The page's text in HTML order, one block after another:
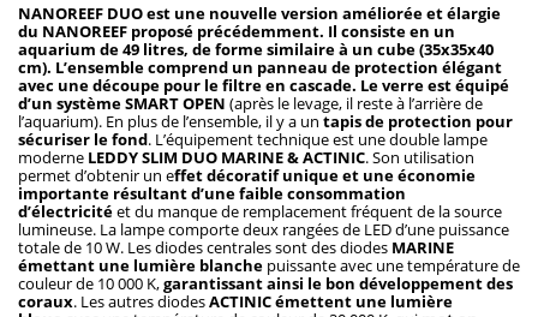
NANOREEF DUO est une nouvelle version améliorée et élargie
du NANOREEF proposé précédemment. Il consiste en un
aquarium de 49 litres, de forme similaire à un cube (35x35x40
cm). L’ensemble comprend un panneau de protection élégant
avec une découpe pour le filtre en cascade. Le verre est équipé
d’un système SMART OPEN (après le levage, il reste à l’arrière de
l’aquarium). En plus de l’ensemble, il y a un tapis de protection pour
sécuriser le fond. L’équipement technique est une double lampe
moderne LEDDY SLIM DUO MARINE & ACTINIC. Son utilisation
permet d’obtenir un effet décoratif unique et une économie
importante résultant d’une faible consommation
d’électricitéet du manque de remplacement fréquent de la source
lumineuse. La lampe comporte deux rangées de LED d’une puissance
totale de 10 W. Les diodes centrales sont des diodes MARINE
émettant une lumière blanche puissante avec une température de
couleur de 10 000 K,garantissant ainsi le bon développement des
coraux. Les autres diodesACTINICémettent une lumière